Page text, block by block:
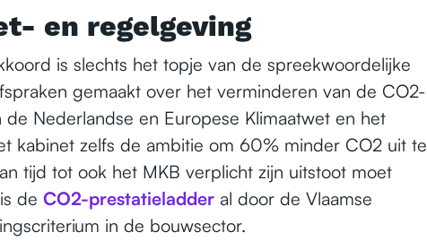
en regelgeving
is slechts het topje van de spreekwoordelijke
gemaakt over het verminderen van de CO2-
Nederlandse en Europese Klimaatwet en het
kabinet zelfs de ambitie om 60% minder CO2 uit te
tijd tot ook het MKB verplicht zijn uitstoot moet
de CO2-prestatieladder al door de Vlaamse
in de bouwsector.